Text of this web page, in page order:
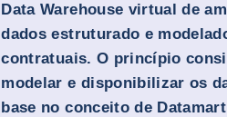
Data Warehouse virtual de
dados estruturado e
contratuais. O princípio
modelar e disponibilizar os
base no conceito de